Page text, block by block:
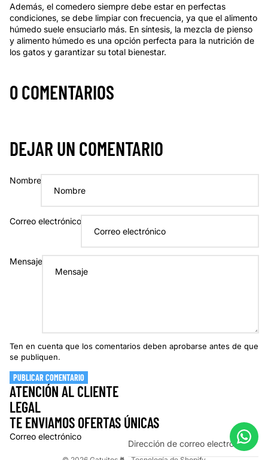
Además, el comedero siempre debe estar en perfectas
condiciones, se debe limpiar con frecuencia, ya que el alimento
húmedo suele ensuciarlo más. En síntesis, la mezcla de pienso
y alimento húmedo es una opción perfecta para la nutrición de
los gatos y garantizar su total bienestar.
0 COMENTARIOS
DEJAR UN COMENTARIO
Nombre
Correo electrónico
Mensaje
Ten en cuenta que los comentarios deben aprobarse antes de que
se publiquen.
PUBLICAR COMENTARIO
ATENCIÓN AL CLIENTE
LEGAL
TE ENVIAMOS OFERTAS ÚNICAS
Correo electrónico